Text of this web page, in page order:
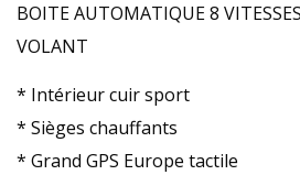
BOITE AUTOMATIQUE 8
VOLANT
* Intérieur cuir sport
* Sièges chauffants
* Grand GPS Europe tactile